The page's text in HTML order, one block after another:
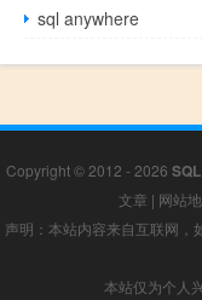
sql anywhere
Copyright © 2012 - 2026
文章 | 网站
声明：本站内容来自互联网
本站仅为个人